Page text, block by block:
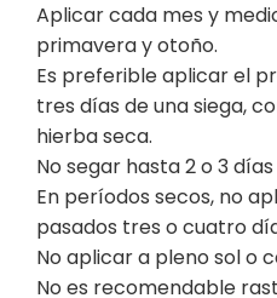
Aplicar cada mes y
primavera y otoño.
Es preferible aplicar el
tres días de una siega,
hierba seca.
No segar hasta 2 o 3
En períodos secos, no
pasados tres o cuatro
No aplicar a pleno sol o
No es recomendable